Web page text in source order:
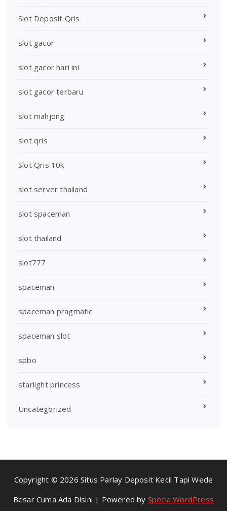
Slot Deposit Qris
slot gacor
slot gacor hari ini
slot gacor terbaru
slot mahjong
slot qris
Slot Qris 10k
slot server thailand
slot spaceman
slot thailand
slot777
spaceman
spaceman pragmatic
spaceman slot
spbo
starlight princess
Uncategorized
Copyright © 2026 Situs Parlay Deposit Kecil Tapi Wede
Besar Cuma Ada Disini | Powered by Specia WordPress